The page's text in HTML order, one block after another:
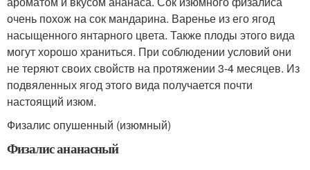
очень похож на сок мандарина. Варенье из его ягод
насыщенного янтарного цвета. Также плоды этого вида
могут хорошо храниться. При соблюдении условий они
не теряют своих свойств на протяжении 3-4 месяцев. Из
подвяленных ягод этого вида получается почти
настоящий изюм.
Физалис опушенный (изюмный)
Физалис ананасный